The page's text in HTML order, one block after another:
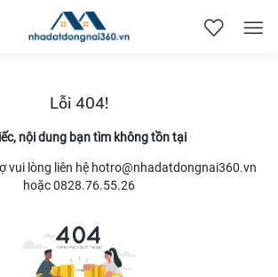
nhadatdongnai360.vn
Lỗi 404!
nội dung bạn tìm không tồn tại
vui lòng liên hệ hotro@nhadatdongnai360.vn
hoặc 0828.76.55.26